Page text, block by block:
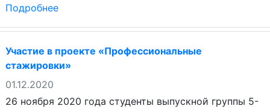
Подробнее
Участие в проекте «Профессиональные
стажировки»
01.12.2020
26 ноября 2020 года студенты выпускной группы 5-